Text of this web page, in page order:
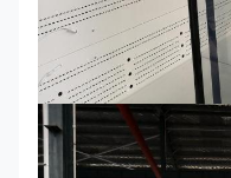
GAEAECO
375S/M/XL
GAEAECO
L 끝